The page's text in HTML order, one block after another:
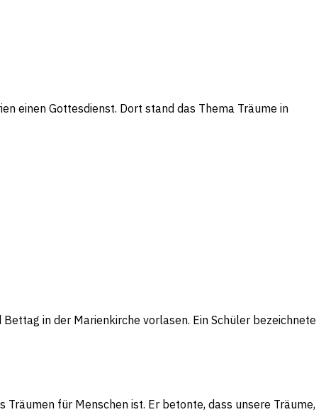
einen Gottesdienst. Dort stand das Thema Träume in
in der Marienkirche vorlasen. Ein Schüler bezeichnete
für Menschen ist. Er betonte, dass unsere Träume,